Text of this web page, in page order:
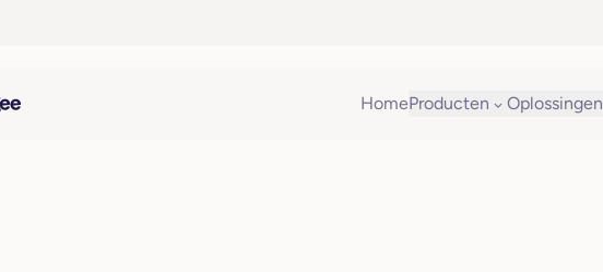
HomeProducten Oplossingen